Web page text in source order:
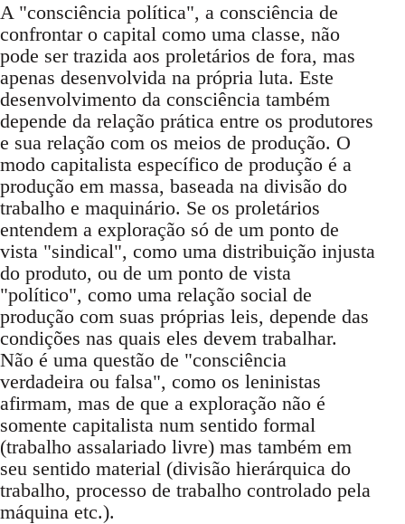
A "consciência política", a consciência de
confrontar o capital como uma classe, não
pode ser trazida aos proletários de fora, mas
apenas desenvolvida na própria luta. Este
desenvolvimento da consciência também
depende da relação prática entre os produtores
e sua relação com os meios de produção. O
modo capitalista específico de produção é a
produção em massa, baseada na divisão do
trabalho e maquinário. Se os proletários
entendem a exploração só de um ponto de
vista "sindical", como uma distribuição injusta
do produto, ou de um ponto de vista
"político", como uma relação social de
produção com suas próprias leis, depende das
condições nas quais eles devem trabalhar.
Não é uma questão de "consciência
verdadeira ou falsa", como os leninistas
afirmam, mas de que a exploração não é
somente capitalista num sentido formal
(trabalho assalariado livre) mas também em
seu sentido material (divisão hierárquica do
trabalho, processo de trabalho controlado pela
máquina etc.).